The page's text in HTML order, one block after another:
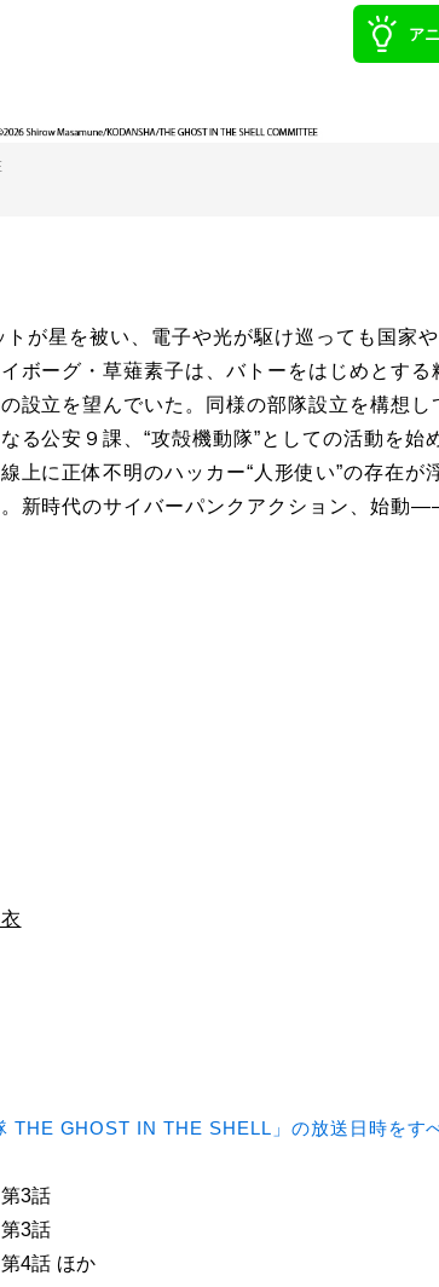
ア
が星を被い、電子や光が駆け巡っても国家
ボーグ・草薙素子は、バトーをはじめとす
設立を望んでいた。同様の部隊設立を構想
る公安９課、“攻殻機動隊”としての活動を
上に正体不明のハッカー“人形使い”の存在
新時代のサイバーパンクアクション、始動
THE GHOST IN THE SHELL」の放送日時をす
3話
3話
4話 ほか